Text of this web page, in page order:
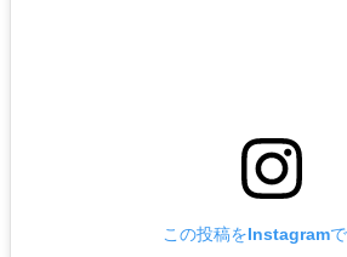
この投稿をInstagram